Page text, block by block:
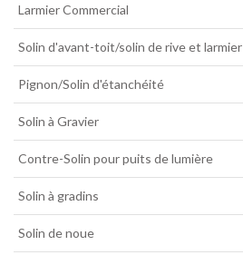
Larmier Commercial
Solin d'avant-toit/solin de rive et larmier
Pignon/Solin d'étanchéité
Solin à Gravier
Contre-Solin pour puits de lumière
Solin à gradins
Solin de noue